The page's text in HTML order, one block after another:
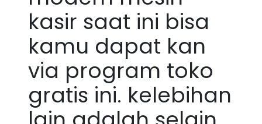
kasir saat ini bisa
kamu dapat kan
via program toko
gratis ini. kelebihan